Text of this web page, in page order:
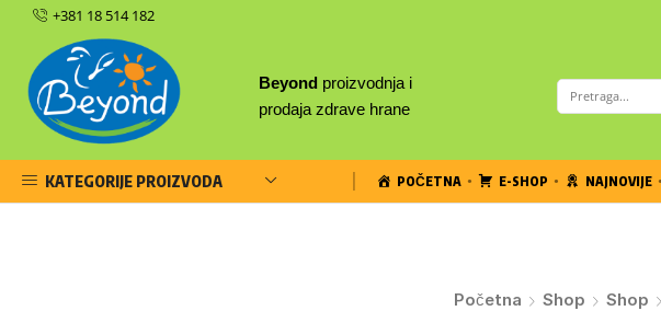
+381 18 514 182
Beyond proizvodnja i
prodaja zdrave hrane
KATEGORIJE PROIZVODA POČETNA E-SHOP NAJNOVIJE
Početna Shop Shop